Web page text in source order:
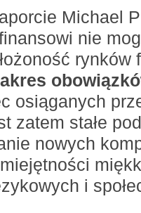
Michael
nie
rynków
osiąganych
zatem stałe
nowych
i